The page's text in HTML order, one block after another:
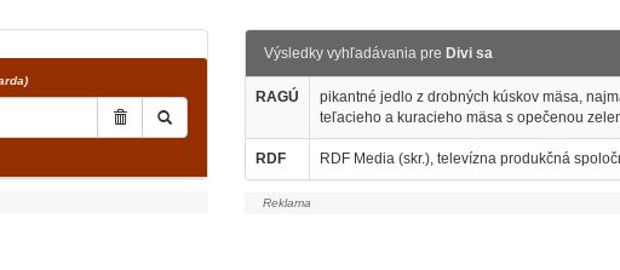
Výsledky vyhľadávania pre Divi sa
RAGÚ
pikantné jedlo z drobných kúskov mäsa,
teľacieho a kuracieho mäsa s opečenou
RDF RDF Media (skr.), televízna produkčná